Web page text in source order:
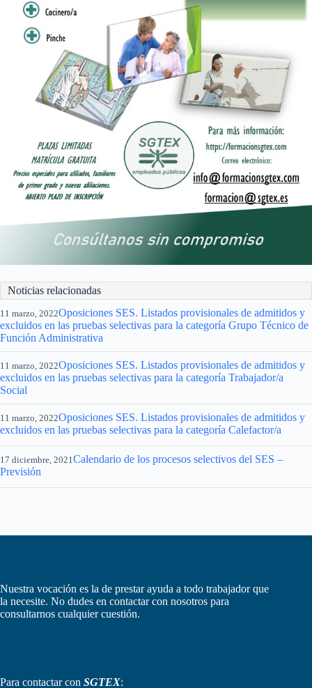
Noticias relacionadas
11 marzo, 2022Oposiciones SES. Listados provisionales de admitidos y
excluidos en las pruebas selectivas para la categoría Grupo Técnico de
Función Administrativa
11 marzo, 2022Oposiciones SES. Listados provisionales de admitidos y
excluidos en las pruebas selectivas para la categoría Trabajador/a
Social
11 marzo, 2022Oposiciones SES. Listados provisionales de admitidos y
excluidos en las pruebas selectivas para la categoría Calefactor/a
17 diciembre, 2021 Calendario de los procesos selectivos del SES –
Previsión
Nuestra vocación es la de prestar ayuda a todo trabajador que
la necesite. No dudes en contactar con nosotros para
consultarnos cualquier cuestión.
Para contactar con SGTEX: